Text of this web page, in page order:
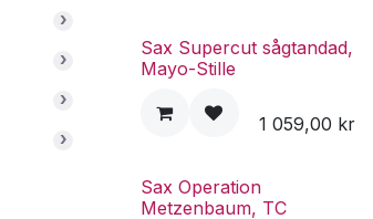
›
›
›
›
Sax Supercut sågtandad,
Mayo-Stille
1 059,00 kr
Sax Operation
Metzenbaum, TC